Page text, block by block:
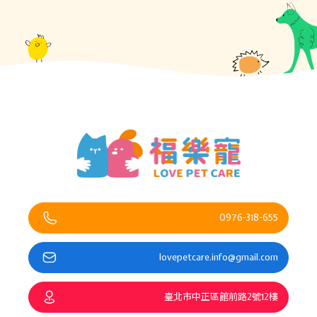
0976-318-655
lovepetcare.info@gmail.com
臺北市中正區館前路2號12樓